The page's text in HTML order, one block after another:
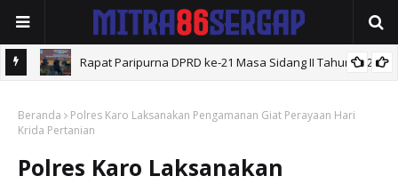
Rapat Paripurna DPRD ke-21 Masa Sidang II Tahun 2026 .
Beranda
Polres Karo Laksanakan Pengamanan Giat Perayaan Hari
Krida Pertanian
Polres Karo Laksanakan